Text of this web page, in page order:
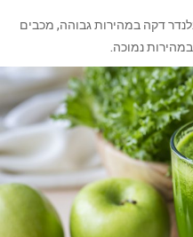
דקה במהירות גבוהה, מכבים
נמוכה.